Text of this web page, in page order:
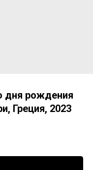
дня рождения
Греция, 2023